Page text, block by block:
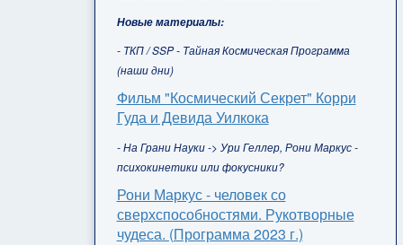
Новые материалы:
- ТКП / SSP - Тайная Космическая Программа
(наши дни)
Фильм "Космический Секрет" Корри
Гуда и Девида Уилкока
- На Грани Науки -> Ури Геллер, Рони Маркус -
психокинетики или фокусники?
Рони Маркус - человек со
сверхспособностями. Рукотворные
чудеса. (Программа 2023 г.)